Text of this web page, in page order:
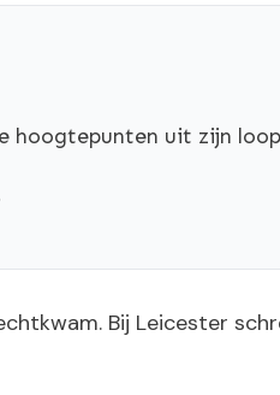
hoogtepunten uit zijn
Bij Leicester